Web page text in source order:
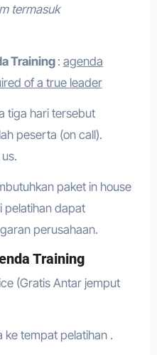
termasuk
Training : agenda
of a true leader
tiga hari tersebut
peserta (on call).
paket in house
pelatihan dapat
perusahaan.
Training
(Gratis Antar jemput
ke tempat pelatihan .